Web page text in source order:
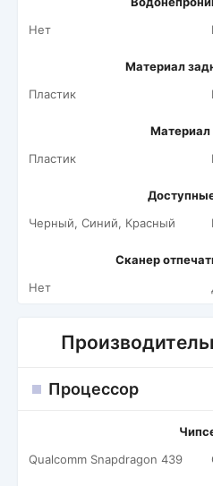
Нет
Материал
Пластик
Материал
Пластик
Черный, Синий, Красный
Сканер
Нет
Процессор
Qualcomm Snapdragon 439